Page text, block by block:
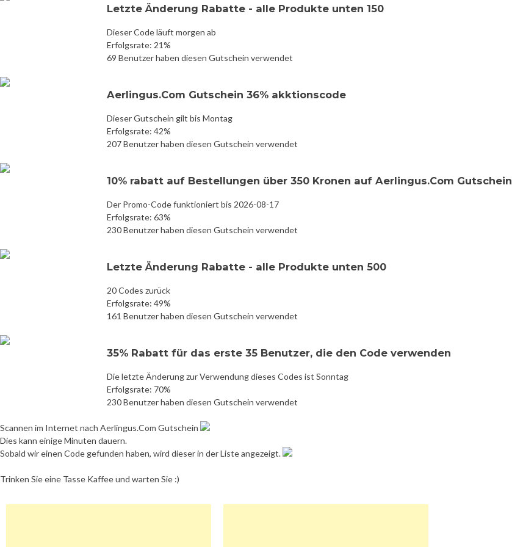
Letzte Änderung Rabatte - alle Produkte unten 150
Dieser Code läuft morgen ab
Erfolgsrate: 21%
69 Benutzer haben diesen Gutschein verwendet
Aerlingus.Com Gutschein 36% akktionscode
Dieser Gutschein gilt bis Montag
Erfolgsrate: 42%
207 Benutzer haben diesen Gutschein verwendet
10% rabatt auf Bestellungen über 350 Kronen auf Aerlingus.Com Gutschein
Der Promo-Code funktioniert bis 2026-08-17
Erfolgsrate: 63%
230 Benutzer haben diesen Gutschein verwendet
Letzte Änderung Rabatte - alle Produkte unten 500
20 Codes zurück
Erfolgsrate: 49%
161 Benutzer haben diesen Gutschein verwendet
35% Rabatt für das erste 35 Benutzer, die den Code verwenden
Die letzte Änderung zur Verwendung dieses Codes ist Sonntag
Erfolgsrate: 70%
230 Benutzer haben diesen Gutschein verwendet
Scannen im Internet nach Aerlingus.Com Gutschein
Dies kann einige Minuten dauern.
Sobald wir einen Code gefunden haben, wird dieser in der Liste angezeigt.
Trinken Sie eine Tasse Kaffee und warten Sie :)